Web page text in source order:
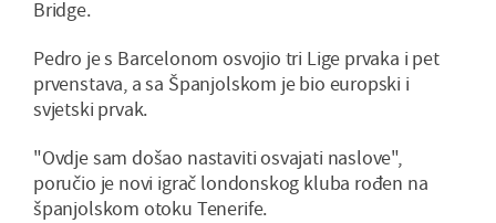
Bridge.
Pedro je s Barcelonom osvojio tri Lige prvaka i pet
prvenstava, a sa Španjolskom je bio europski i
svjetski prvak.
"Ovdje sam došao nastaviti osvajati naslove",
poručio je novi igrač londonskog kluba rođen na
španjolskom otoku Tenerife.